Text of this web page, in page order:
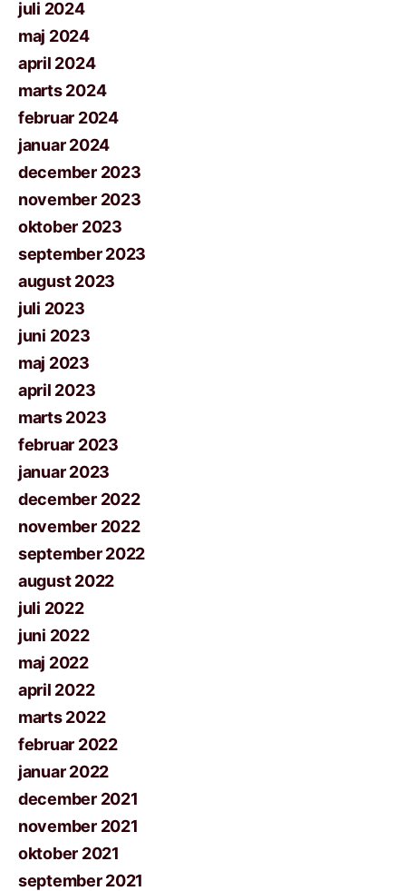
juli 2024
maj 2024
april 2024
marts 2024
februar 2024
januar 2024
december 2023
november 2023
oktober 2023
september 2023
august 2023
juli 2023
juni 2023
maj 2023
april 2023
marts 2023
februar 2023
januar 2023
december 2022
november 2022
september 2022
august 2022
juli 2022
juni 2022
maj 2022
april 2022
marts 2022
februar 2022
januar 2022
december 2021
november 2021
oktober 2021
september 2021